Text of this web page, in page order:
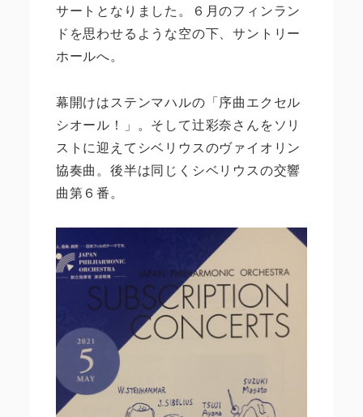
サートとなりました。６月のフィンラン
ドを思わせるような空の下、サントリー
ホールへ。
幕開けはステンマハルの「序曲エクセル
シオール！」。そして辻彩奈さんをソリ
ストに迎えてシベリウスのヴァイオリン
協奏曲。後半は同じくシベリウスの交響
曲第６番。